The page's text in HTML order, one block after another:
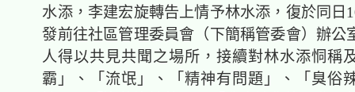
水添，李建宏旋轉告上情予林水添，復於同日
發前往社區管理委員會（下簡稱管委會）辦公
人得以共見共聞之場所，接續對林水添恫稱
霸」、「流氓」、「精神有問題」、「臭俗